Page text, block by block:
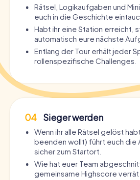
Rätsel, Logikaufgaben und
euch in die Geschichte
Habt ihr eine Station erreicht,
automatisch eure nächste
Entlang der Tour erhält jeder
rollenspezifische Challenges.
04 Sieger werden
Wenn ihr alle Rätsel gelöst
beenden wollt) führt euch die
sicher zum Startort.
Wie hat euer Team
gemeinsame Highscore